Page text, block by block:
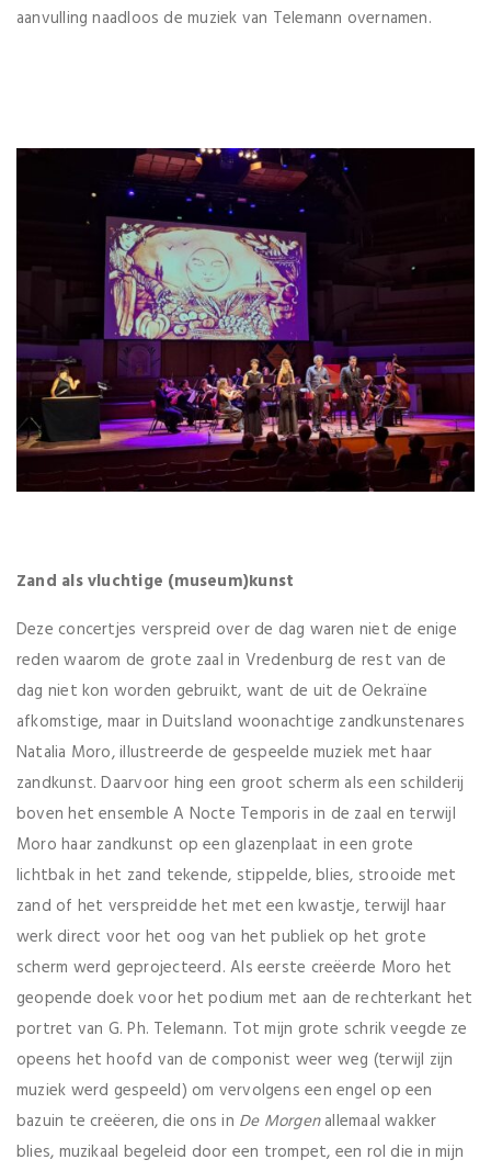
aanvulling naadloos de muziek van Telemann overnamen.
Zand als vluchtige (museum)kunst
Deze concertjes verspreid over de dag waren niet de enige
reden waarom de grote zaal in Vredenburg de rest van de
dag niet kon worden gebruikt, want de uit de Oekraïne
afkomstige, maar in Duitsland woonachtige zandkunstenares
Natalia Moro, illustreerde de gespeelde muziek met haar
zandkunst. Daarvoor hing een groot scherm als een schilderij
boven het ensemble A Nocte Temporis in de zaal en terwijl
Moro haar zandkunst op een glazenplaat in een grote
lichtbak in het zand tekende, stippelde, blies, strooide met
zand of het verspreidde het met een kwastje, terwijl haar
werk direct voor het oog van het publiek op het grote
scherm werd geprojecteerd. Als eerste creëerde Moro het
geopende doek voor het podium met aan de rechterkant het
portret van G. Ph. Telemann. Tot mijn grote schrik veegde ze
opeens het hoofd van de componist weer weg (terwijl zijn
muziek werd gespeeld) om vervolgens een engel op een
bazuin te creëeren, die ons in De Morgenallemaal wakker
blies, muzikaal begeleid door een trompet, een rol die in mijn